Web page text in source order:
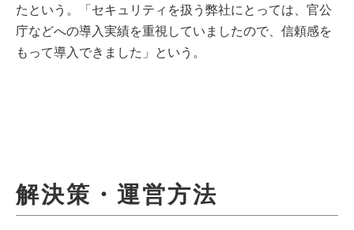
たという。「セキュリティを扱う弊社にとっては、官公
庁などへの導入実績を重視していましたので、信頼感を
もって導入できました」という。
解決策・運営方法